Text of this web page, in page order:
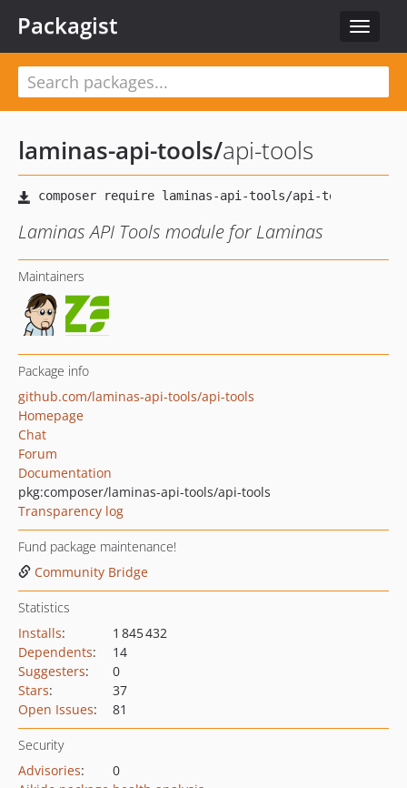
Toggle
Packagist
laminas-api-tools/api-tools
Laminas API Tools module for Laminas
Maintainers
Package info
github.com/laminas-api-tools/api-tools
Homepage
Chat
Forum
Documentation
pkg:composer/laminas-api-tools/api-tools
Transparency log
Fund package maintenance!
Community Bridge
Statistics
Installs:
1 845 432
Dependents:
14
Suggesters:
0
Stars:
37
Open Issues: 81
Security
Advisories:
0